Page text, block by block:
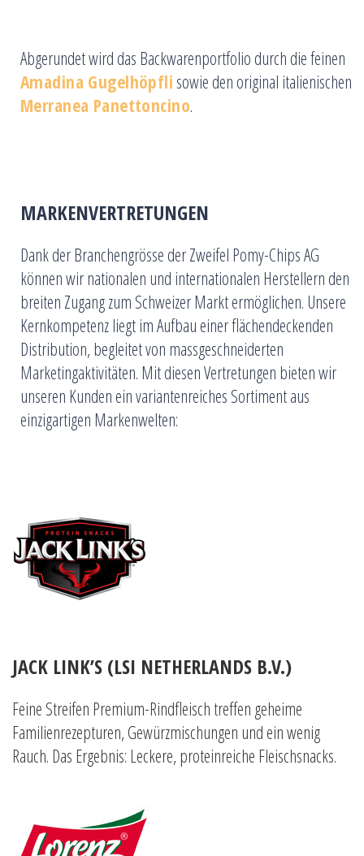
Abgerundet wird das Backwarenportfolio durch die feinen
Amadina Gugelhöpfli sowie den original italienischen
Merranea Panettoncino.
MARKENVERTRETUNGEN
Dank der Branchengrösse der Zweifel Pomy-Chips AG
können wir nationalen und internationalen Herstellern den
breiten Zugang zum Schweizer Markt ermöglichen. Unsere
Kernkompetenz liegt im Aufbau einer flächendeckenden
Distribution, begleitet von massgeschneiderten
Marketingaktivitäten. Mit diesen Vertretungen bieten wir
unseren Kunden ein variantenreiches Sortiment aus
einzigartigen Markenwelten:
JACK LINK’S (LSI NETHERLANDS B.V.)
Feine Streifen Premium-Rindfleisch treffen geheime
Familienrezepturen, Gewürzmischungen und ein wenig
Rauch. Das Ergebnis: Leckere, proteinreiche Fleischsnacks.